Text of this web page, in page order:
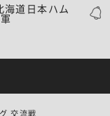
海道日本ハム